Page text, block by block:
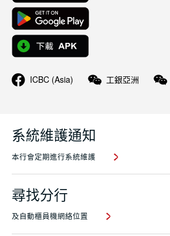
ICBC (Asia) 工銀亞洲
系統維護通知
本行會定期進行系統維護
尋找分行
及自動櫃員機網絡位置